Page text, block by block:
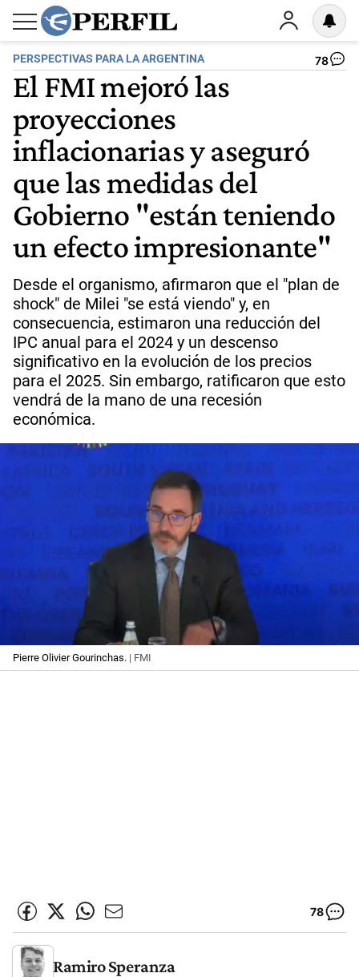
PERSPECTIVAS PARA LA ARGENTINA 78
El FMI mejoró las
proyecciones
inflacionarias y aseguró
que las medidas del
Gobierno "están teniendo
un efecto impresionante"
Desde el organismo, afirmaron que el "plan de
shock" de Milei "se está viendo" y, en
consecuencia, estimaron una reducción del
IPC anual para el 2024 y un descenso
significativo en la evolución de los precios
para el 2025. Sin embargo, ratificaron que esto
vendrá de la mano de una recesión
económica.
Pierre Olivier Gourinchas. | FMI
78
Ramiro Speranza